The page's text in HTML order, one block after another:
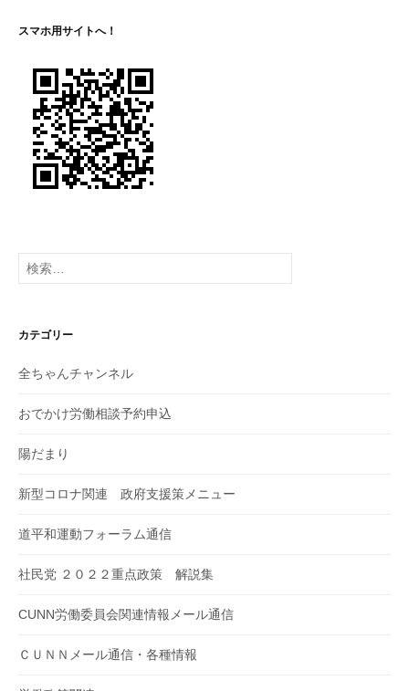
スマホ用サイトへ！
検
索:
カテゴリー
全ちゃんチャンネル
おでかけ労働相談予約申込
陽だまり
新型コロナ関連 政府支援策メニュー
道平和運動フォーラム通信
社民党 ２０２２重点政策 解説集
CUNN労働委員会関連情報メール通信
ＣＵＮＮメール通信・各種情報